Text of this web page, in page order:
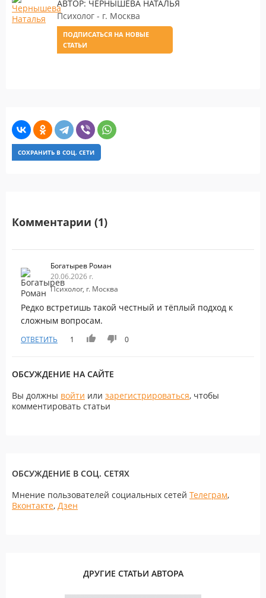
АВТОР: ЧЕРНЫШЕВА НАТАЛЬЯ
Психолог - г. Москва
ПОДПИСАТЬСЯ НА НОВЫЕ
СТАТЬИ
СОХРАНИТЬ В СОЦ. СЕТИ
Комментарии (1)
Богатырев Роман
20.06.2026 г.
Психолог, г. Москва
Редко встретишь такой честный и тёплый подход к
сложным вопросам.
ОТВЕТИТЬ 1 0
ОБСУЖДЕНИЕ НА САЙТЕ
Вы должны войти или зарегистрироваться, чтобы
комментировать статьи
ОБСУЖДЕНИЕ В СОЦ. СЕТЯХ
Мнение пользователей социальных сетей Телеграм,
Вконтакте, Дзен
ДРУГИЕ СТАТЬИ АВТОРА